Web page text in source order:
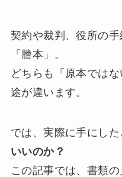
契約や裁判、役所の
「謄本」。
どちらも「原本では
途が違います。
では、実際に手にした
いいのか？
この記事では、書類